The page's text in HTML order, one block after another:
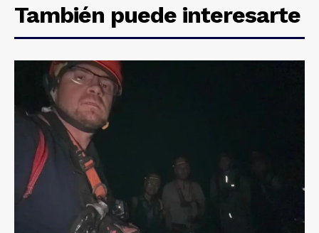
También puede interesarte